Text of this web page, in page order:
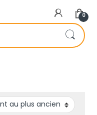
0